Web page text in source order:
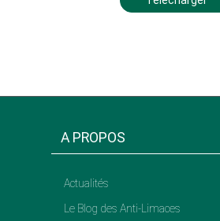
A PROPOS
Actualités
Le Blog des Anti-Limaces